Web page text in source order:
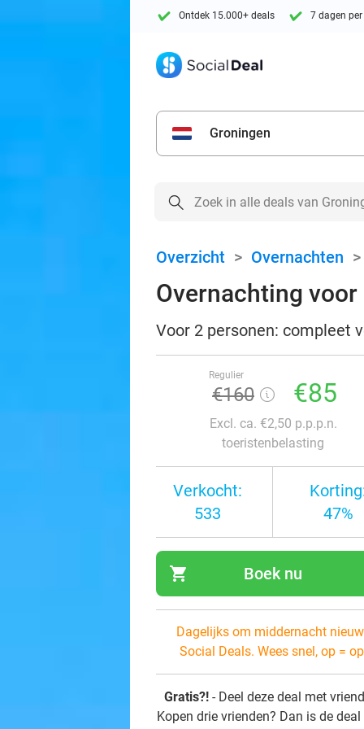
Ontdek 15.000+ deals 7 dagen
Groningen
Overzicht > Overnachten >
Overnachting
Voor 2 personen: compleet
Regulier
€160 €85
Excl. ca. €2,50 p.p.p.n.
toeristenbelasting
Verkocht:
533
47%
shopping_cart Boek nu
Dagelijks om middernacht
Social Deals. Wees snel, op =
Gratis?! - Deel deze deal met
Kopen drie vrienden? Dan is de